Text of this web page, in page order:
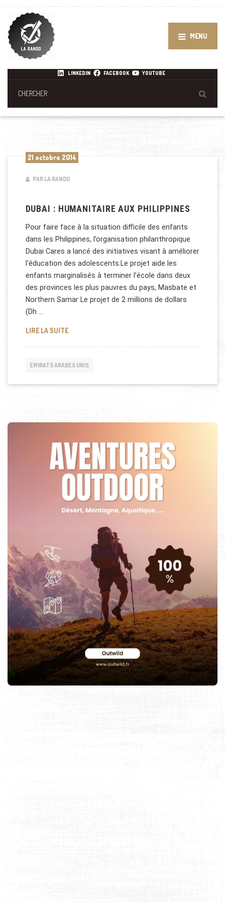
MENU
LINKEDIN FACEBOOK YOUTUBE
21 octobre 2014
PAR LA RANDO
DUBAI : HUMANITAIRE AUX PHILIPPINES
Pour faire face à la situation difficile des enfants
dans les Philippines, l’organisation philanthropique
Dubai Cares a lancé des initiatives visant à améliorer
l’éducation des adolescents.Le projet aide les
enfants marginalisés à terminer l’école dans deux
des provinces les plus pauvres du pays, Masbate et
Northern Samar Le projet de 2 millions de dollars
(Dh …
LIRE LA SUITEDUBAI : HUMANITAIRE AUX PHILIPPINES
EMIRATS ARABES UNIS